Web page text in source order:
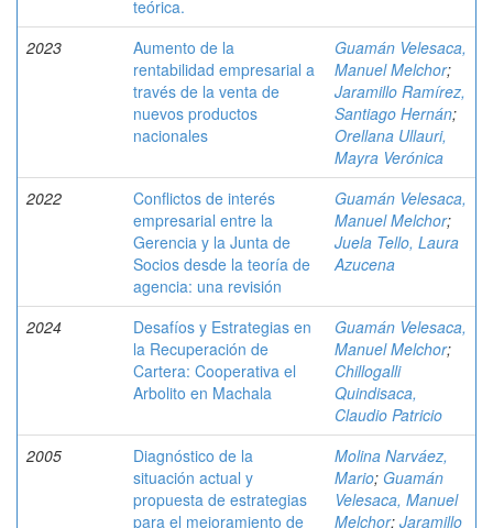
teórica.
2023
Aumento de la
rentabilidad empresarial a
través de la venta de
nuevos productos
nacionales
Guamán Velesaca,
Manuel Melchor;
Jaramillo Ramírez,
Santiago Hernán;
Orellana Ullauri,
Mayra Verónica
2022
Conflictos de interés
empresarial entre la
Gerencia y la Junta de
Socios desde la teoría de
agencia: una revisión
Guamán Velesaca,
Manuel Melchor;
Juela Tello, Laura
Azucena
2024
Desafíos y Estrategias en
la Recuperación de
Cartera: Cooperativa el
Arbolito en Machala
Guamán Velesaca,
Manuel Melchor;
Chillogalli
Quindisaca,
Claudio Patricio
2005
Diagnóstico de la
situación actual y
propuesta de estrategias
para el mejoramiento de
Molina Narváez,
Mario; Guamán
Velesaca, Manuel
Melchor; Jaramillo